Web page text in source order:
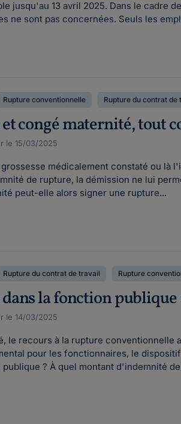
jusqu'au 13 avril 2025. Dans le cadre
ne sont pas concernées. Seuls les
Rupture conventionnelle Rupture du contrat de
congé maternité, tout
le 15/03/2025
médicalement constaté ou
de rupture, la démission ne lui
peut-elle alors signer une rupture...
Rupture du contrat de travail Rupture
la fonction publique
le 14/03/2025
le recours à la rupture conventionnelle
pour les fonctionnaires, le
? À quel montant d'indemnité